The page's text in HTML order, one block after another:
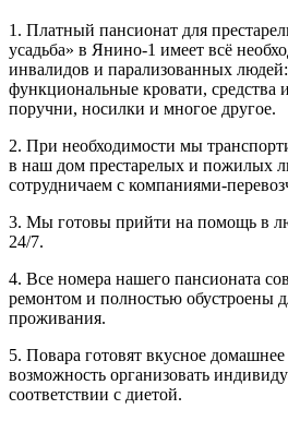
1. Платный пансионат для
усадьба» в Янино-1 имеет всё
инвалидов и парализованных людей:
функциональные кровати, средства
поручни, носилки и многое другое.
2. При необходимости мы
в наш дом престарелых и пожилых
сотрудничаем с компаниями-
3. Мы готовы прийти на помощь в
24/7.
4. Все номера нашего пансионата
ремонтом и полностью обустроены
проживания.
5. Повара готовят вкусное домашнее
возможность организовать
соответствии с диетой.